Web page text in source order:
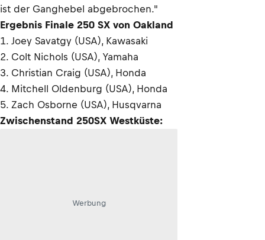
ist der Ganghebel abgebrochen."
Ergebnis Finale 250 SX von Oakland
1. Joey Savatgy (USA), Kawasaki
2. Colt Nichols (USA), Yamaha
3. Christian Craig (USA), Honda
4. Mitchell Oldenburg (USA), Honda
5. Zach Osborne (USA), Husqvarna
Zwischenstand 250SX Westküste:
Werbung